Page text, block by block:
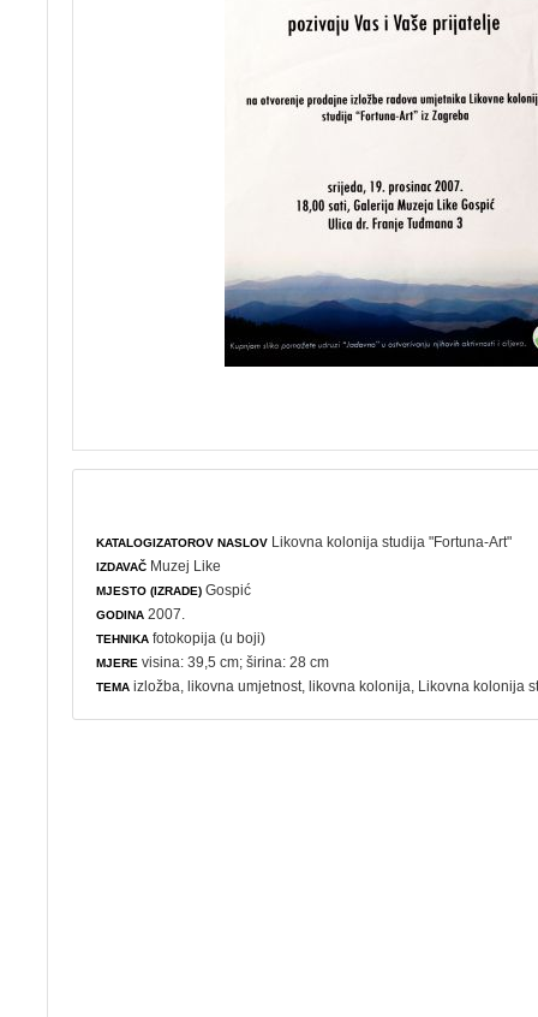
KATALOGIZATOROV NASLOV Likovna kolonija studija "Fortuna-Art"
IZDAVAČ Muzej Like
MJESTO (IZRADE) Gospić
GODINA 2007.
TEHNIKA fotokopija (u boji)
MJERE visina: 39,5 cm; širina: 28 cm
TEMA izložba ,likovna umjetnost ,likovna kolonija , Likovna kolonija